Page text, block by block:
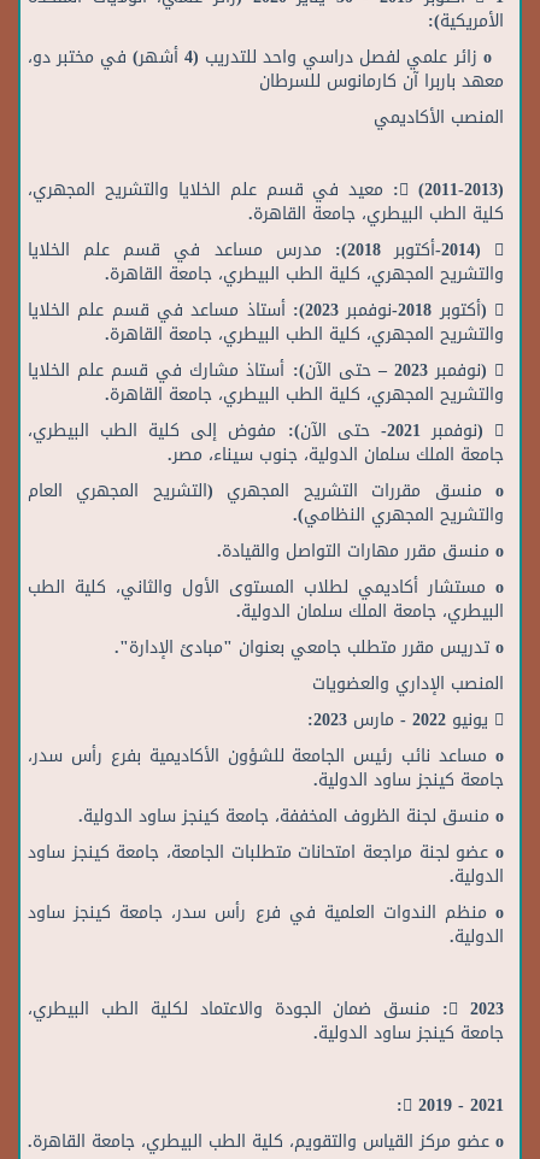
الأمريكية):
o زائر علمي لفصل دراسي واحد للتدريب (4 أشهر) في مختبر دو،
معهد باربرا آن كارمانوس للسرطان
المنصب الأكاديمي
 (2011-2013): معيد في قسم علم الخلايا والتشريح المجهري،
كلية الطب البيطري، جامعة القاهرة.
 (2014-أكتوبر 2018): مدرس مساعد في قسم علم الخلايا
والتشريح المجهري، كلية الطب البيطري، جامعة القاهرة.
 (أكتوبر 2018-نوفمبر 2023): أستاذ مساعد في قسم علم الخلايا
والتشريح المجهري، كلية الطب البيطري، جامعة القاهرة.
 (نوفمبر 2023 – حتى الآن): أستاذ مشارك في قسم علم الخلايا
والتشريح المجهري، كلية الطب البيطري، جامعة القاهرة.
 (نوفمبر 2021- حتى الآن): مفوض إلى كلية الطب البيطري،
جامعة الملك سلمان الدولية، جنوب سيناء، مصر.
o منسق مقررات التشريح المجهري (التشريح المجهري العام
والتشريح المجهري النظامي).
o منسق مقرر مهارات التواصل والقيادة.
o مستشار أكاديمي لطلاب المستوى الأول والثاني، كلية الطب
البيطري، جامعة الملك سلمان الدولية.
o تدريس مقرر متطلب جامعي بعنوان "مبادئ الإدارة".
المنصب الإداري والعضويات
 يونيو 2022 - مارس 2023:
o مساعد نائب رئيس الجامعة للشؤون الأكاديمية بفرع رأس سدر،
جامعة كينجز ساود الدولية.
o منسق لجنة الظروف المخففة، جامعة كينجز ساود الدولية.
o عضو لجنة مراجعة امتحانات متطلبات الجامعة، جامعة كينجز ساود
الدولية.
o منظم الندوات العلمية في فرع رأس سدر، جامعة كينجز ساود
الدولية.
 2023: منسق ضمان الجودة والاعتماد لكلية الطب البيطري،
جامعة كينجز ساود الدولية.
 2019 - 2021:
o عضو مركز القياس والتقويم، كلية الطب البيطري، جامعة القاهرة.